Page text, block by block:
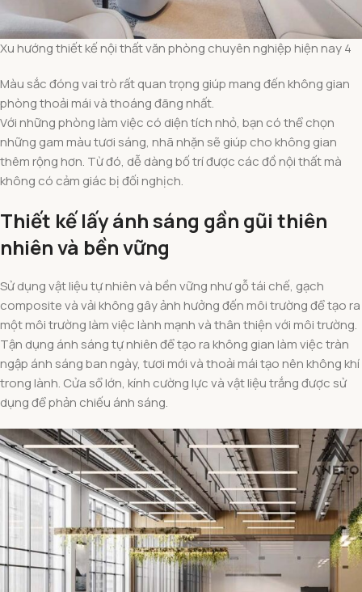
Xu hướng thiết kế nội thất văn phòng chuyên nghiệp hiện nay 4
Màu sắc đóng vai trò rất quan trọng giúp mang đến không gian
phòng thoải mái và thoáng đãng nhất.
Với những phòng làm việc có diện tích nhỏ, bạn có thể chọn
những gam màu tươi sáng, nhã nhặn sẽ giúp cho không gian
thêm rộng hơn. Từ đó, dễ dàng bố trí được các đồ nội thất mà
không có cảm giác bị đối nghịch.
Thiết kế lấy ánh sáng gần gũi thiên
nhiên và bền vững
Sử dụng vật liệu tự nhiên và bền vững như gỗ tái chế, gạch
composite và vải không gây ảnh hưởng đến môi trường để tạo ra
một môi trường làm việc lành mạnh và thân thiện với môi trường.
Tận dụng ánh sáng tự nhiên để tạo ra không gian làm việc tràn
ngập ánh sáng ban ngày, tươi mới và thoải mái tạo nên không khí
trong lành. Cửa sổ lớn, kính cường lực và vật liệu trắng được sử
dụng để phản chiếu ánh sáng.